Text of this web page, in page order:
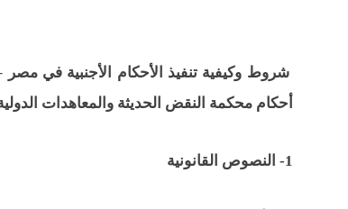
شروط وكيفية تنفيذ الأحكام الأجنبية في مصر
أحكام محكمة النقض الحديثة والمعاهدات
1- النصوص القانونية